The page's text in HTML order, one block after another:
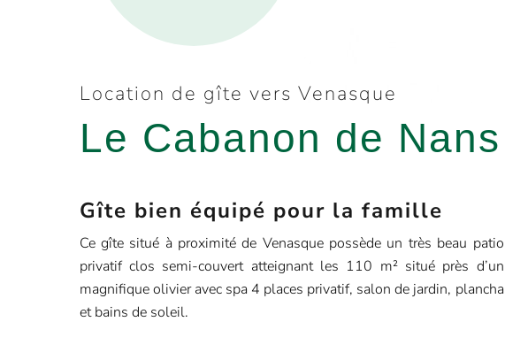
Location de gîte vers Venasque
Le Cabanon de Nans
Gîte bien équipé pour la famille
Ce gîte situé à proximité de Venasque possède un très beau patio
privatif clos semi-couvert atteignant les 110 m² situé près d’un
magnifique olivier avec spa 4 places privatif, salon de jardin, plancha
et bains de soleil.